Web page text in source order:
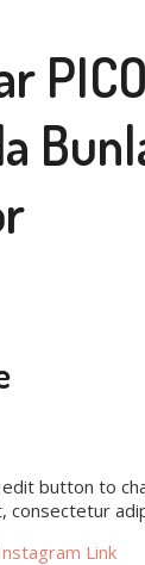
edit button to
consectetur
Link